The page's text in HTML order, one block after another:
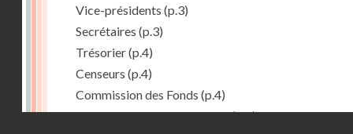
Vice-présidents (p.3)
Secrétaires (p.3)
Trésorier(p.4)
Censeurs (p.4)
Commission des Fonds (p.4)
Comité des Arts mécaniques(p.4)